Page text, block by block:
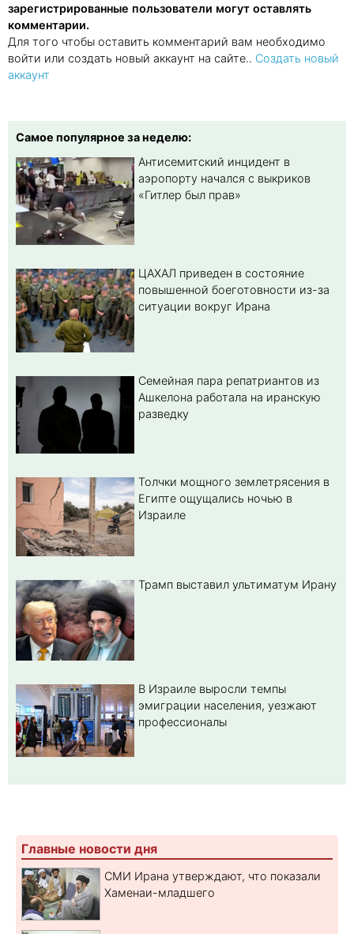
зарегистрированные пользователи могут оставлять
комментарии.
Для того чтобы оставить комментарий вам необходимо
войти или создать новый аккаунт на сайте.. Создать новый
аккаунт
Самое популярное за неделю:
Антисемитский инцидент в
аэропорту начался с выкриков
«Гитлер был прав»
ЦАХАЛ приведен в состояние
повышенной боеготовности из-за
ситуации вокруг Ирана
Семейная пара репатриантов из
Ашкелона работала на иранскую
разведку
Толчки мощного землетрясения в
Египте ощущались ночью в
Израиле
Трамп выставил ультиматум Ирану
В Израиле выросли темпы
эмиграции населения, уезжают
профессионалы
Главные новости дня
СМИ Ирана утверждают, что показали
Хаменаи-младшего